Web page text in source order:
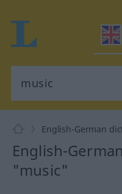
English-German
English-
"music"